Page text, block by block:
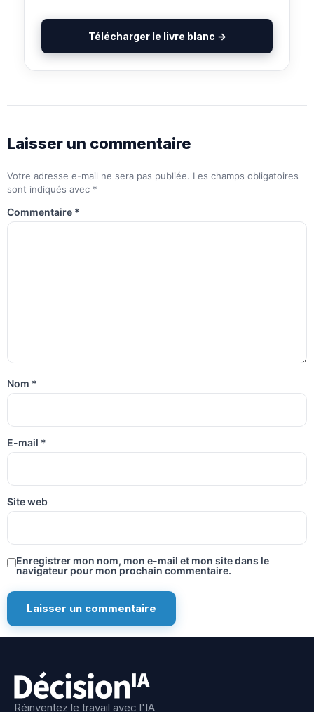
Télécharger le livre blanc →
Laisser un commentaire
Votre adresse e-mail ne sera pas publiée. Les champs obligatoires
sont indiqués avec *
Commentaire *
Nom *
E-mail *
Site web
Enregistrer mon nom, mon e-mail et mon site dans le
navigateur pour mon prochain commentaire.
Réinventez le travail avec l'IA